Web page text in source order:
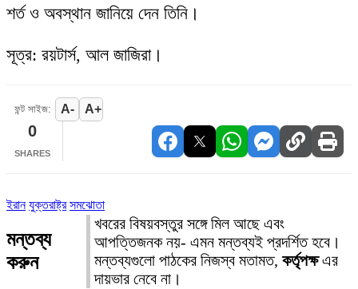
শর্ত ও অবস্থান জানিয়ে দেন তিনি।
সূত্র: রয়টার্স, আল জাজিরা।
ফন্ট সাইজ: A- A+
0
SHARES
ইরান যুক্তরাষ্ট্র সমঝোতা
মন্তব্য
করুন
খবরের বিষয়বস্তুর সঙ্গে মিল আছে এবং
আপত্তিজনক নয়- এমন মন্তব্যই প্রদর্শিত হবে।
মন্তব্যগুলো পাঠকের নিজস্ব মতামত, কর্তৃপক্ষএর
দায়ভার নেবে না।